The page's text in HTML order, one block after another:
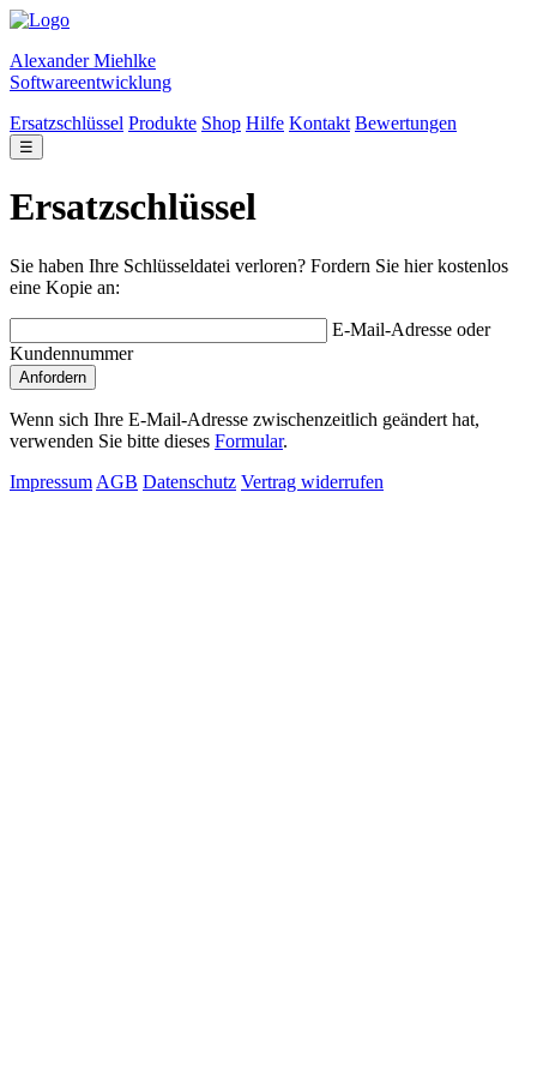
Alexander Miehlke
Softwareentwicklung
Ersatzschlüssel Produkte Shop Hilfe Kontakt Bewertungen
☰
Ersatzschlüssel
Sie haben Ihre Schlüsseldatei verloren? Fordern Sie hier kostenlos
eine Kopie an:
E-Mail-Adresse oder
Kundennummer
Anfordern
Wenn sich Ihre E-Mail-Adresse zwischenzeitlich geändert hat,
verwenden Sie bitte dieses Formular.
Impressum AGB Datenschutz Vertrag widerrufen